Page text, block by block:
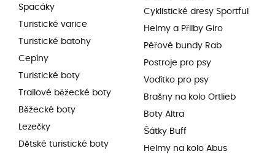
Spacáky
Turistické varice
Turistické batohy
Cepíny
Turistické boty
Trailové běžecké boty
Běžecké boty
Lezečky
Dětské turistické boty
Cyklistické dresy Sportful
Helmy a Přilby Giro
Péřové bundy Rab
Postroje pro psy
Vodítko pro psy
Brašny na kolo Ortlieb
Boty Altra
Šátky Buff
Helmy na kolo Abus